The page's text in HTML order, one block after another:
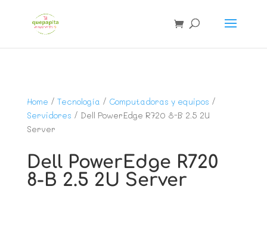
Home / Tecnología / Computadoras y equipos /
Servidores / Dell PowerEdge R720 8-B 2.5 2U
Server
Dell PowerEdge R720
8-B 2.5 2U Server